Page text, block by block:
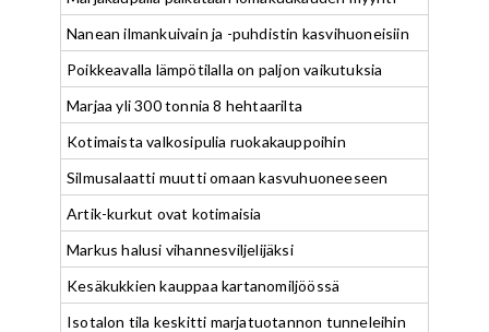
Nanean ilmankuivain ja -puhdistin kasvihuoneisiin
Poikkeavalla lämpötilalla on paljon vaikutuksia
Marjaa yli 300 tonnia 8 hehtaarilta
Kotimaista valkosipulia ruokakauppoihin
Silmusalaatti muutti omaan kasvuhuoneeseen
Artik-kurkut ovat kotimaisia
Markus halusi vihannesviljelijäksi
Kesäkukkien kauppaa kartanomiljöössä
Isotalon tila keskitti marjatuotannon tunneleihin